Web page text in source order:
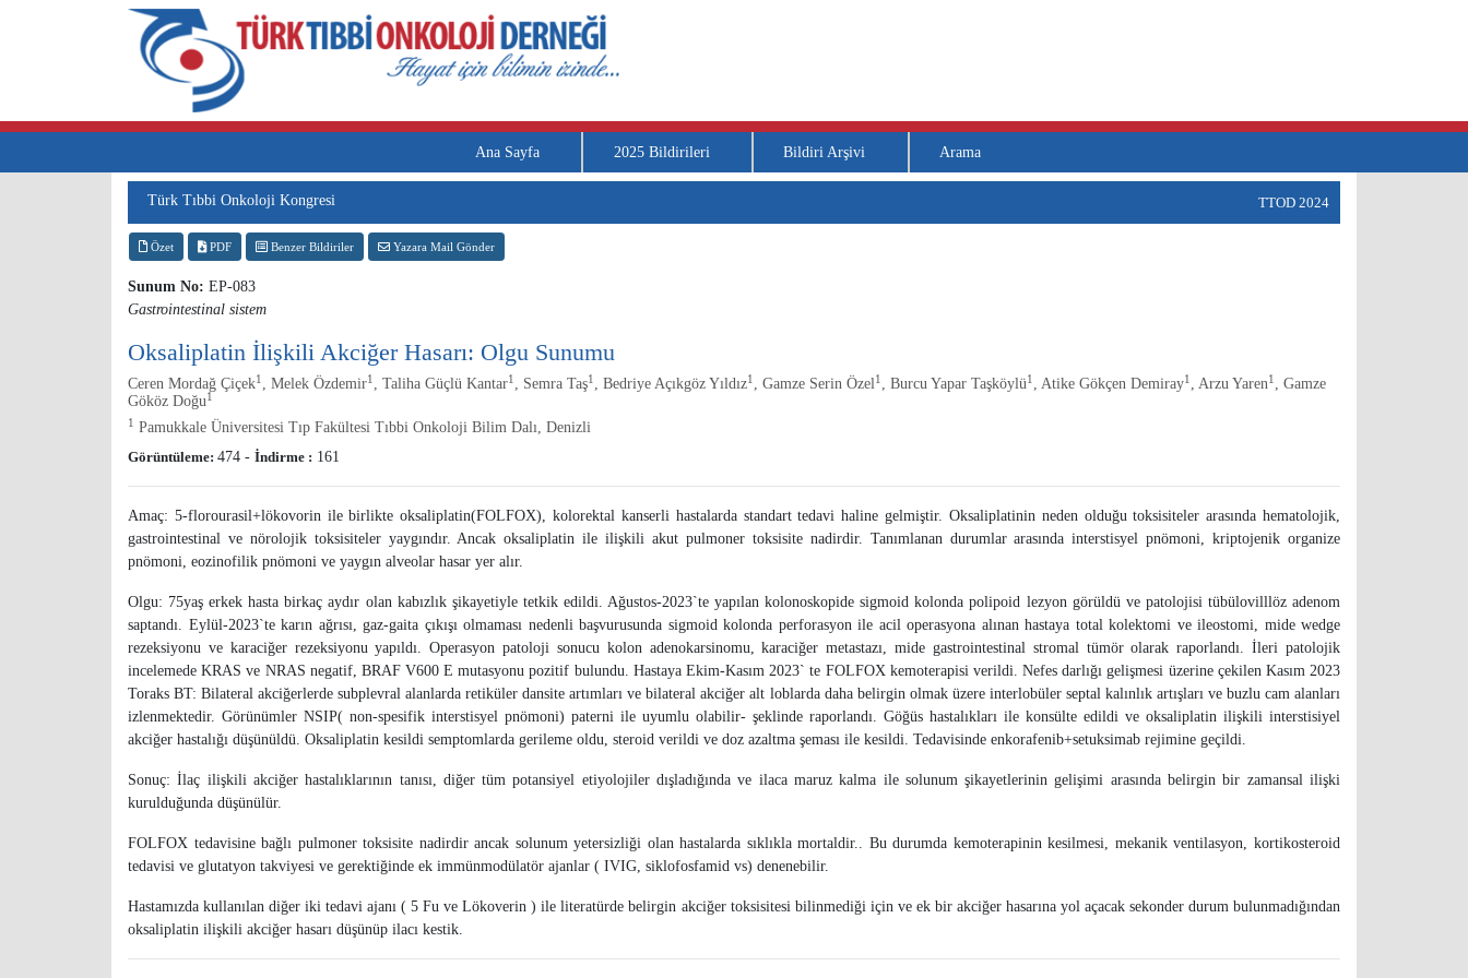
Ana Sayfa 2025 Bildirileri Bildiri Arşivi Arama
Türk Tıbbi Onkoloji Kongresi TTOD 2024
Özet PDF Benzer Bildiriler Yazara Mail Gönder
Sunum No: EP-083
Gastrointestinal sistem
Oksaliplatin İlişkili Akciğer Hasarı: Olgu Sunumu
Ceren Mordağ Çiçek1 , Melek Özdemir1 , Taliha Güçlü Kantar1 , Semra Taş1 , Bedriye Açıkgöz Yıldız1 , Gamze Serin Özel 1 , Burcu Yapar Taşköylü1 , Atike Gökçen Demiray1 , Arzu Yaren1
, Gamze
Gököz Doğu1
1
Pamukkale Üniversitesi Tıp Fakültesi Tıbbi Onkoloji Bilim Dalı, Denizli
Görüntüleme: 474 - İndirme : 161
Amaç: 5-florourasil+lökovorin ile birlikte oksaliplatin(FOLFOX), kolorektal kanserli hastalarda standart tedavi haline gelmiştir. Oksaliplatinin neden olduğu toksisiteler arasında hematolojik,
gastrointestinal ve nörolojik toksisiteler yaygındır. Ancak oksaliplatin ile ilişkili akut pulmoner toksisite nadirdir. Tanımlanan durumlar arasında interstisyel pnömoni, kriptojenik organize
pnömoni, eozinofilik pnömoni ve yaygın alveolar hasar yer alır.
Olgu: 75yaş erkek hasta birkaç aydır olan kabızlık şikayetiyle tetkik edildi. Ağustos-2023`te yapılan kolonoskopide sigmoid kolonda polipoid lezyon görüldü ve patolojisi tübülovilllöz adenom
saptandı. Eylül-2023`te karın ağrısı, gaz-gaita çıkışı olmaması nedenli başvurusunda sigmoid kolonda perforasyon ile acil operasyona alınan hastaya total kolektomi ve ileostomi, mide wedge
rezeksiyonu ve karaciğer rezeksiyonu yapıldı. Operasyon patoloji sonucu kolon adenokarsinomu, karaciğer metastazı, mide gastrointestinal stromal tümör olarak raporlandı. İleri patolojik
incelemede KRAS ve NRAS negatif, BRAF V600 E mutasyonu pozitif bulundu. Hastaya Ekim-Kasım 2023` te FOLFOX kemoterapisi verildi. Nefes darlığı gelişmesi üzerine çekilen Kasım 2023
Toraks BT: Bilateral akciğerlerde subplevral alanlarda retiküler dansite artımları ve bilateral akciğer alt loblarda daha belirgin olmak üzere interlobüler septal kalınlık artışları ve buzlu cam alanları
izlenmektedir. Görünümler NSIP( non-spesifik interstisyel pnömoni) paterni ile uyumlu olabilir- şeklinde raporlandı. Göğüs hastalıkları ile konsülte edildi ve oksaliplatin ilişkili interstisiyel
akciğer hastalığı düşünüldü. Oksaliplatin kesildi semptomlarda gerileme oldu, steroid verildi ve doz azaltma şeması ile kesildi. Tedavisinde enkorafenib+setuksimab rejimine geçildi.
Sonuç: İlaç ilişkili akciğer hastalıklarının tanısı, diğer tüm potansiyel etiyolojiler dışladığında ve ilaca maruz kalma ile solunum şikayetlerinin gelişimi arasında belirgin bir zamansal ilişki
kurulduğunda düşünülür.
FOLFOX tedavisine bağlı pulmoner toksisite nadirdir ancak solunum yetersizliği olan hastalarda sıklıkla mortaldir.. Bu durumda kemoterapinin kesilmesi, mekanik ventilasyon, kortikosteroid
tedavisi ve glutatyon takviyesi ve gerektiğinde ek immünmodülatör ajanlar ( IVIG, siklofosfamid vs) denenebilir.
Hastamızda kullanılan diğer iki tedavi ajanı ( 5 Fu ve Lökoverin ) ile literatürde belirgin akciğer toksisitesi bilinmediği için ve ek bir akciğer hasarına yol açacak sekonder durum bulunmadığından
oksaliplatin ilişkili akciğer hasarı düşünüp ilacı kestik.